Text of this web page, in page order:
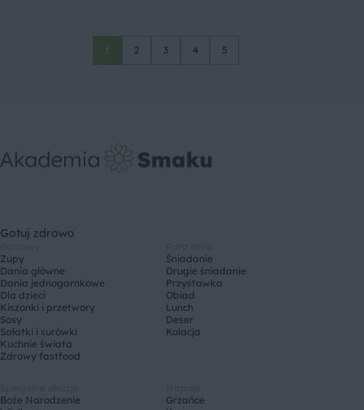
1 2 3 4 5
Gotuj zdrowo
Zupy
Dania główne
Dania jednogarnkowe
Dla dzieci
Kiszonki i przetwory
Sosy
Sałatki i surówki
Kuchnie świata
Zdrowy fastfood
Śniadanie
Drugie śniadanie
Przystawka
Obiad
Lunch
Deser
Kolacja
Boże Narodzenie
Grzańce